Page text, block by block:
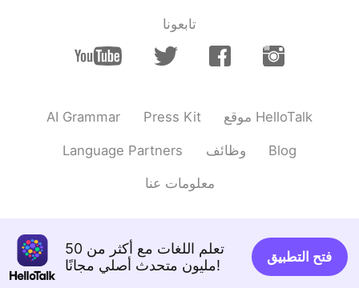
2組とも素敵な夫婦だよね〜☺️
تابعونا
AI Grammar Press Kit موقع HelloTalk
Language Partners وظائف Blog
معلومات عنا
تعلم اللغات مع أكثر من 50
مليون متحدث أصلي مجانًا!
فتح التطبيق